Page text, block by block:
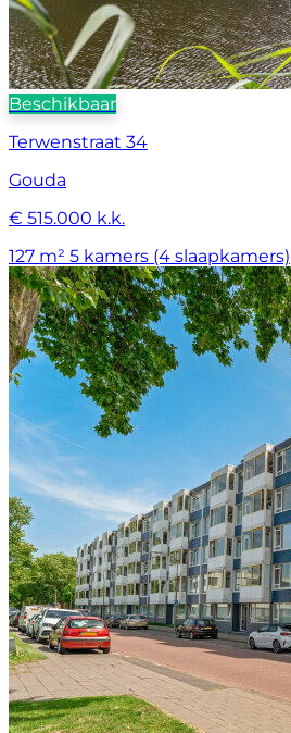
Beschikbaar
Terwenstraat 34
Gouda
€ 515.000 k.k.
127 m² 5 kamers (4 slaapkamers)